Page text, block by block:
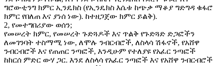
ግሮውቲንግ ክምር ኢንዴክስ (የኢንዴክስ እሴቱ ከጭቃ ማቆያ ግድግዳ ቁፋሮ
ክምር የበለጠ እና ያነሰ ነው). ከተዘጋጀው ክምር ይልቅ).
2, የመተግበሪያው ወሰን;
የመሠረት ክምር, የመሠረት ጉድጓዶች እና ጥልቅ የጉድጓድ ድጋፎችን
ለመገንባት ተስማሚ ነው, ለሞሉ ንብርብሮች, ለስላሳ ሽፋኖች, የአሸዋ
ንብርብሮች እና የጠጠር ንጣፎች, እንዲሁም የተለያዩ የአፈር ንጣፎች
ከከርሰ ምድር ውሃ ጋር. እንደ ለስላሳ የአፈር ንጣፎች እና የአሸዋ ንብርብሮች